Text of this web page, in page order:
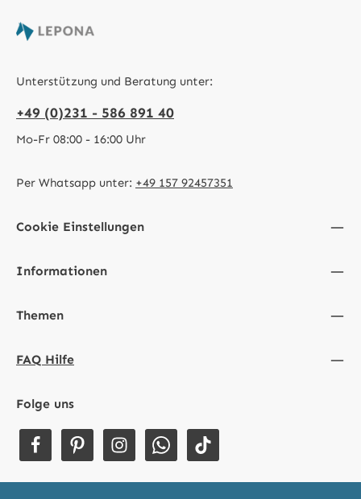
Unterstützung und Beratung unter:
+49 (0)231 - 586 891 40
Mo-Fr 08:00 - 16:00 Uhr
Per Whatsapp unter: +49 157 92457351
Cookie Einstellungen
Informationen
Themen
FAQ Hilfe
Folge uns